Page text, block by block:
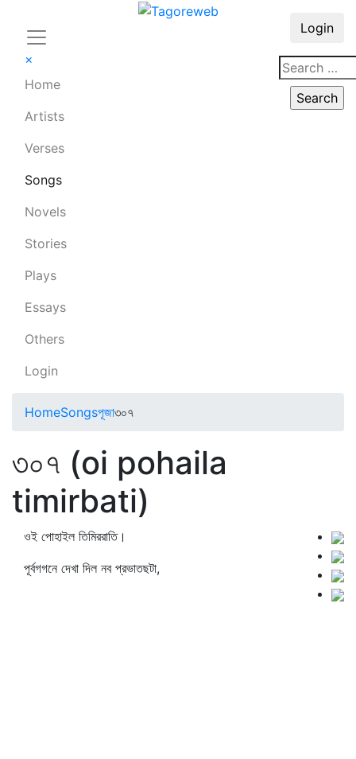
×
Home
Artists
Verses
Songs
Novels
Stories
Plays
Essays
Others
Login
Login
HomeSongsপূজা৩০৭
৩০৭ (oi pohaila
timirbati)
ওই পোহাইল তিমিররাতি।
পূর্বগগনে দেখা দিল নব প্রভাতছটা,